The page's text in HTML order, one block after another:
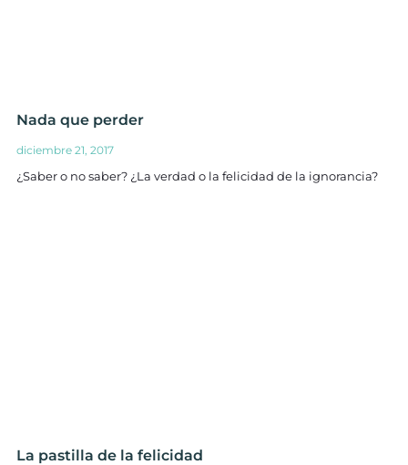
Nada que perder
diciembre 21, 2017
¿Saber o no saber? ¿La verdad o la felicidad de la ignorancia?
La pastilla de la felicidad